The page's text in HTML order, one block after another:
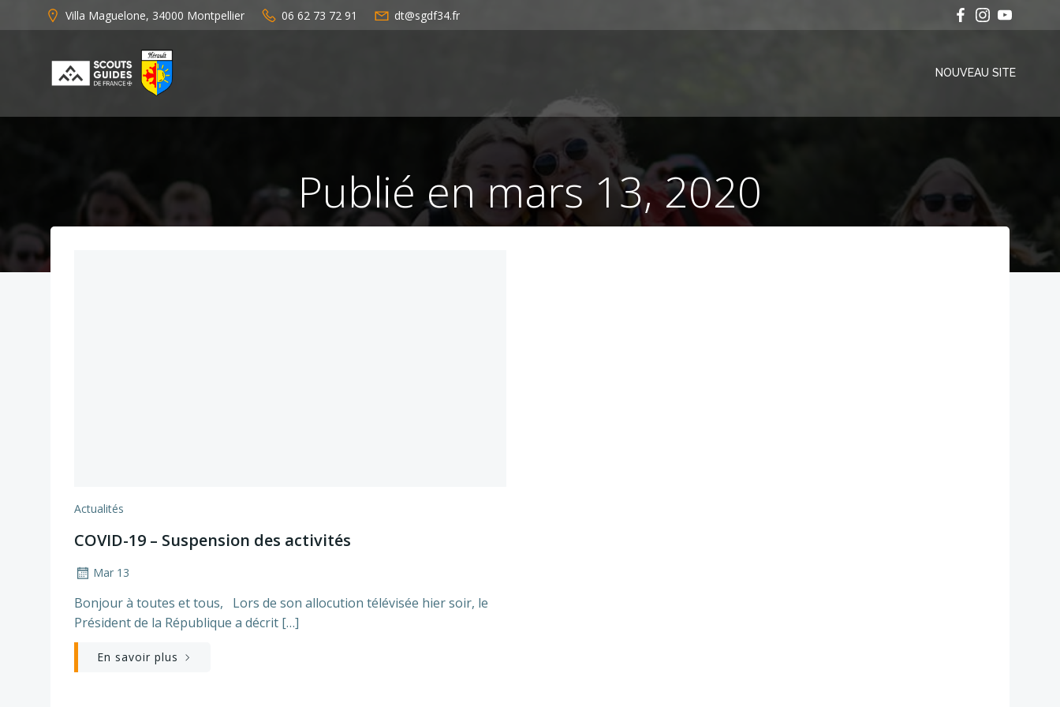
au
Villa Maguelone, 34000 Montpellier 06 62 73 72 91 dt@sgdf34.fr
NOUVEAU SITE
Publié en mars 13, 2020
Actualités
COVID-19 – Suspension des activités
Mar 13
Bonjour à toutes et tous, Lors de son allocution télévisée hier soir, le
Président de la République a décrit […]
En savoir plus